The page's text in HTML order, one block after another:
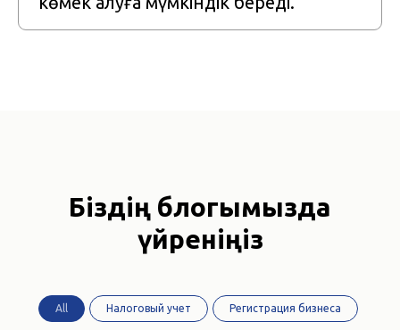
Біздің блогымызда
үйреніңіз
All Налоговый учет Регистрация бизнеса